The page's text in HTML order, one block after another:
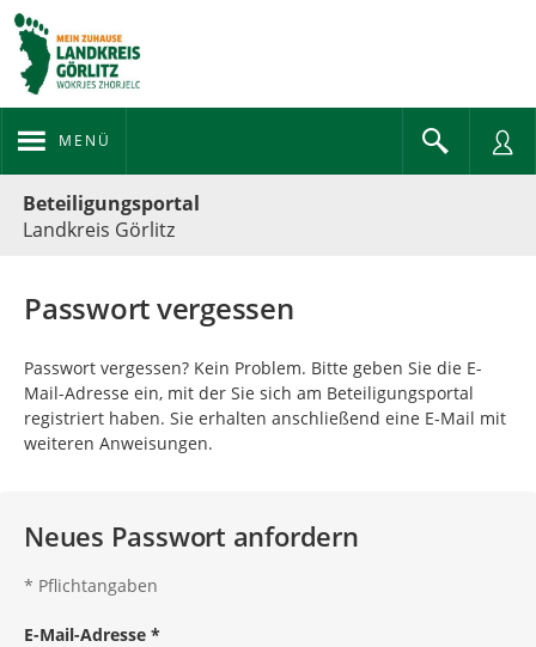
MENÜ
Beteiligungsportal
Landkreis Görlitz
Passwort vergessen
Passwort vergessen? Kein Problem. Bitte geben Sie die E-
Mail-Adresse ein, mit der Sie sich am Beteiligungsportal
registriert haben. Sie erhalten anschließend eine E-Mail mit
weiteren Anweisungen.
Neues Passwort anfordern
* Pflichtangaben
E-Mail-Adresse *